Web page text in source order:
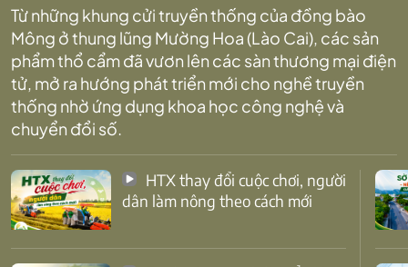
Từ những khung cửi truyền thống của đồng bào
Mông ở thung lũng Mường Hoa (Lào Cai), các sản
phẩm thổ cẩm đã vươn lên các sàn thương mại điện
tử, mở ra hướng phát triển mới cho nghề truyền
thống nhờ ứng dụng khoa học công nghệ và
chuyển đổi số.
dân làm nông theo cách mới